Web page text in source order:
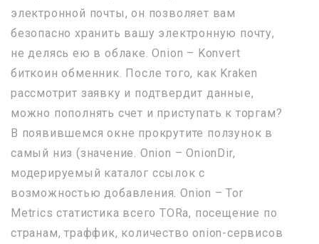
электронной почты, он позволяет вам
безопасно хранить вашу электронную почту,
не делясь ею в облаке. Onion – Konvert
биткоин обменник. После того, как Kraken
рассмотрит заявку и подтвердит данные,
можно пополнять счет и приступать к торгам?
В появившемся окне прокрутите ползунок в
самый низ (значение. Onion – OnionDir,
модерируемый каталог ссылок с
возможностью добавления. Onion – Tor
Metrics статистика всего TORа, посещение по
странам, траффик, количество onion-сервисов